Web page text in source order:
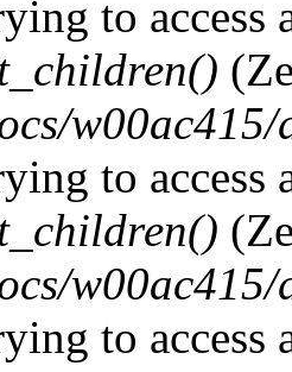
to access
to access
to access